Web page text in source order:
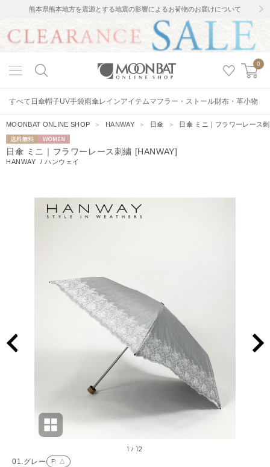
熊本県熊本地方を震源とする地震の影響によるお荷物のお届けについて
0
すべて 日傘帽子UV手袋雨傘レインアイテムマフラー・ストール財布・革小物
MOONBAT ONLINE SHOP ＞ HANWAY ＞ 日傘 ＞ 日傘 ミニ｜フラワーレース
送料無料 WOMEN
日傘 ミニ｜フラワーレース刺繍 [HANWAY]
HANWAY /ハンウェイ
01.グレー F: △
1 / 12